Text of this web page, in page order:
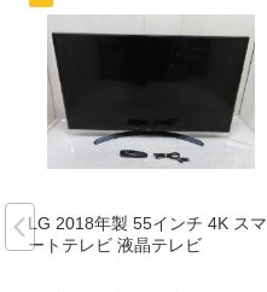
LG 2018年製 55インチ 4K スマ
ートテレビ 液晶テレビ